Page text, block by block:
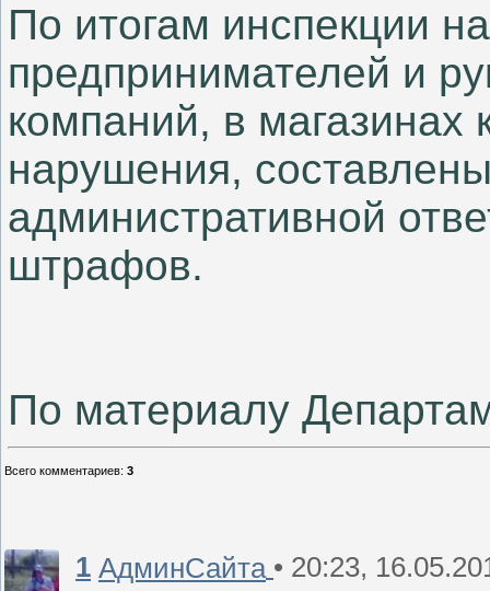
По итогам инспекции
предпринимателей и
компаний, в
нарушения,
административной
штрафов.
По материалу
Всего комментариев: 3
1 АдминСайта • 20:23,